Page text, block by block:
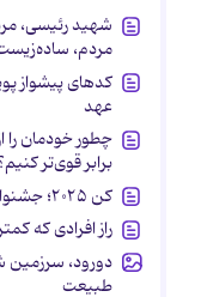
شهید رئیسی،
مردم،
کدهای پیشواز
عهد
برابر قوی‌تر
کن ۲۰۲۵؛ جشنواره‌ای علیه خانواده
راز افرادی که
دورود،
طبیعت